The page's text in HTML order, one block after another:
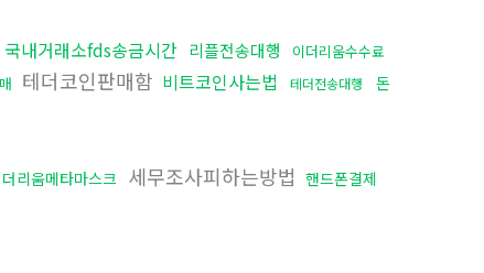
국내거래소fds송금시간 리플전송대행
이더리움수수료
테더코인판매함 비트코인사는법 테더전송대행
돈
리움메타마스크 세무조사피하는방법 핸드폰결제